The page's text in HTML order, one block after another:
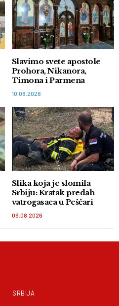
Slavimo svete apostole
Prohora, Nikanora,
Timona i Parmena
10.08.2026
Slika koja je slomila
Srbiju: Kratak predah
vatrogasaca u Peščari
09.08.2026
SRBIJA